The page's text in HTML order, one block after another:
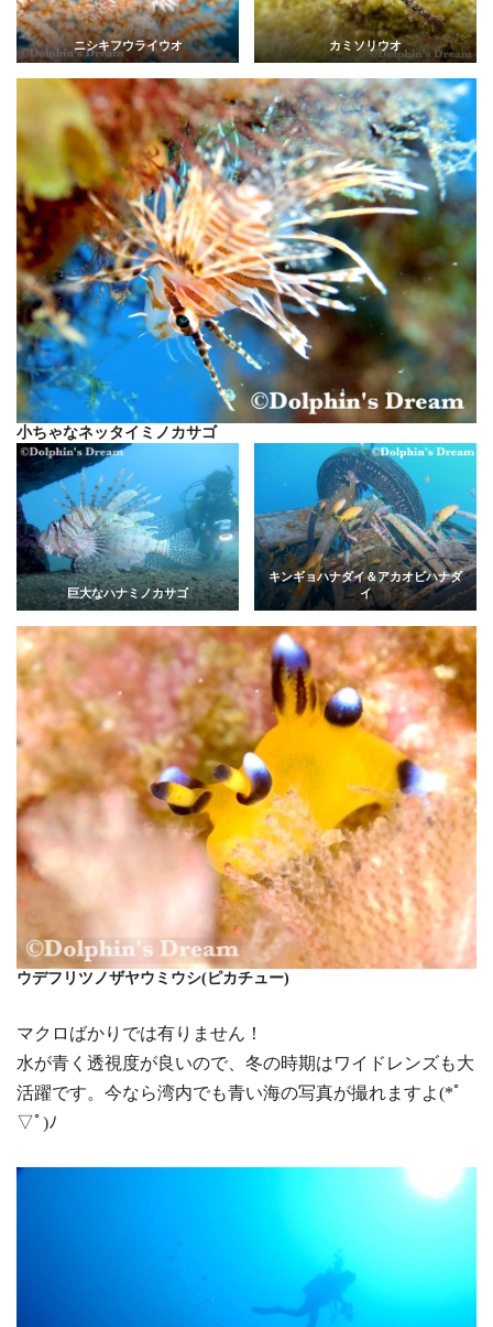
ニシキフウライウオ カミソリウオ
小ちゃなネッタイミノカサゴ
巨大なハナミノカサゴ
キンギョハナダイ＆アカオビハナダ
イ
ウデフリツノザヤウミウシ(ピカチュー)
マクロばかりでは有りません！
水が青く透視度が良いので、冬の時期はワイドレンズも大
活躍です。今なら湾内でも青い海の写真が撮れますよ(*ﾟ
▽ﾟ)ﾉ